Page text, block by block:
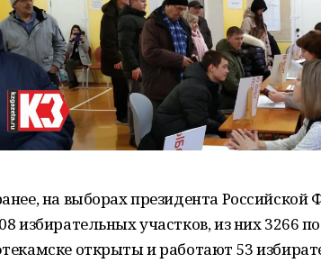
на выборах президента
избирательных участков, из них 3266
открыты и работают 53